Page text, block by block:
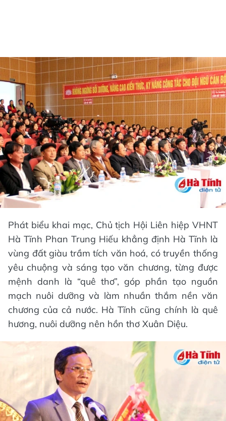
Phát biểu khai mạc, Chủ tịch Hội Liên hiệp VHNT
Hà Tĩnh Phan Trung Hiếu khẳng định Hà Tĩnh là
vùng đất giàu trầm tích văn hoá, có truyền thống
yêu chuộng và sáng tạo văn chương, từng được
mệnh danh là “quê thơ”, góp phần tạo nguồn
mạch nuôi dưỡng và làm nhuần thắm nền văn
chương của cả nước. Hà Tĩnh cũng chính là quê
hương, nuôi dưỡng nên hồn thơ Xuân Diệu.